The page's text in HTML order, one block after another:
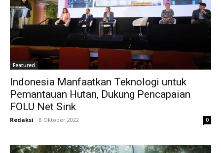
Featured
Indonesia Manfaatkan Teknologi untuk
Pemantauan Hutan, Dukung Pencapaian
FOLU Net Sink
Redaksi - 8 Oktober 2022 0